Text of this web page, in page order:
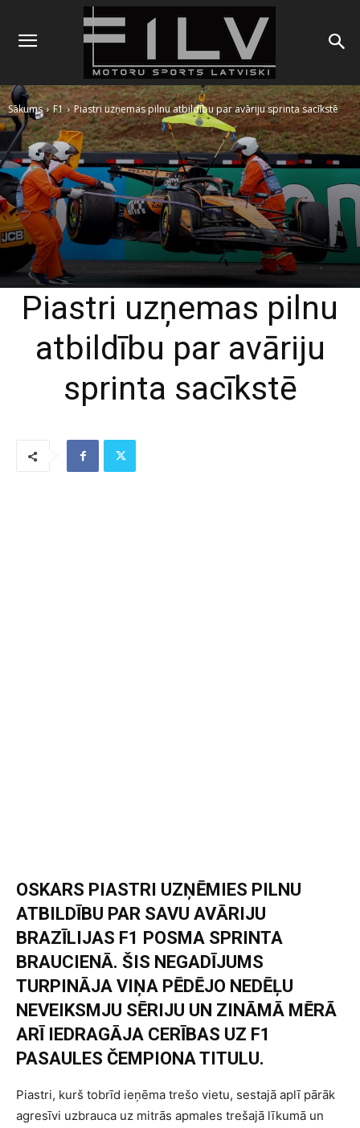
Sākums F1 Piastri uzņemas pilnu atbildību par avāriju sprinta sacīkstē
Piastri uzņemas pilnu
atbildību par avāriju
sprinta sacīkstē
OSKARS PIASTRI UZŅĒMIES PILNU
ATBILDĪBU PAR SAVU AVĀRIJU
BRAZĪLIJAS F1 POSMA SPRINTA
BRAUCIENĀ. ŠIS NEGADĪJUMS
TURPINĀJA VIŅA PĒDĒJO NEDĒĻU
NEVEIKSMJU SĒRIJU UN ZINĀMĀ MĒRĀ
ARĪ IEDRAGĀJA CERĪBAS UZ F1
PASAULES ČEMPIONA TITULU.
Piastri, kurš tobrīd ieņēma trešo vietu, sestajā aplī pārāk
agresīvi uzbrauca uz mitrās apmales trešajā līkumā un